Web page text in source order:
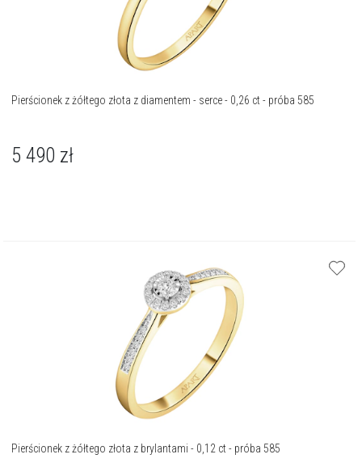
Pierścionek z żółtego złota z diamentem - serce - 0,26 ct - próba 585
5 490 zł
Pierścionek z żółtego złota z brylantami - 0,12 ct - próba 585